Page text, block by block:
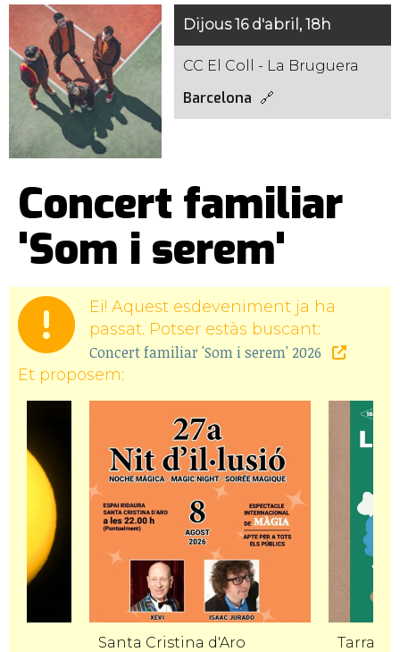
Dijous 16 d'abril, 18h
CC El Coll - La Bruguera
Barcelona
Concert familiar
'Som i serem'
Ei! Aquest esdeveniment ja ha
passat. Potser estàs buscant:
Concert familiar 'Som i serem' 2026
Et proposem:
Santa Cristina d'Aro